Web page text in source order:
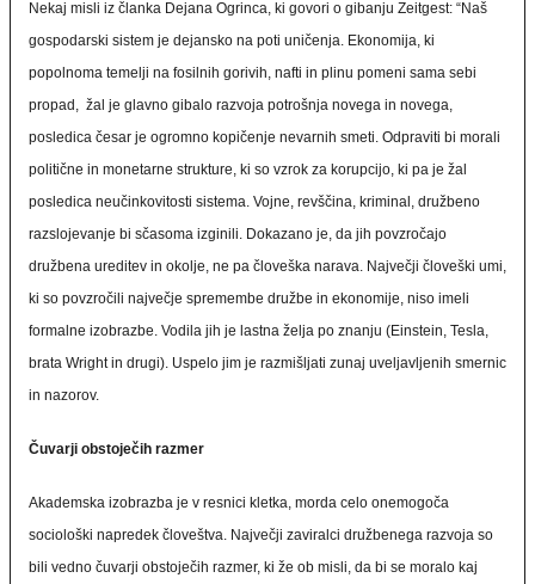
Nekaj misli iz članka Dejana Ogrinca, ki govori o gibanju Zeitgest: “Naš
gospodarski sistem je dejansko na poti uničenja. Ekonomija, ki
popolnoma temelji na fosilnih gorivih, nafti in plinu pomeni sama sebi
propad, žal je glavno gibalo razvoja potrošnja novega in novega,
posledica česar je ogromno kopičenje nevarnih smeti. Odpraviti bi morali
politične in monetarne strukture, ki so vzrok za korupcijo, ki pa je žal
posledica neučinkovitosti sistema. Vojne, revščina, kriminal, družbeno
razslojevanje bi sčasoma izginili. Dokazano je, da jih povzročajo
družbena ureditev in okolje, ne pa človeška narava. Največji človeški umi,
ki so povzročili največje spremembe družbe in ekonomije, niso imeli
formalne izobrazbe. Vodila jih je lastna želja po znanju (Einstein, Tesla,
brata Wright in drugi). Uspelo jim je razmišljati zunaj uveljavljenih smernic
in nazorov.
Čuvarji obstoječih razmer
Akademska izobrazba je v resnici kletka, morda celo onemogoča
sociološki napredek človeštva. Največji zaviralci družbenega razvoja so
bili vedno čuvarji obstoječih razmer, ki že ob misli, da bi se moralo kaj